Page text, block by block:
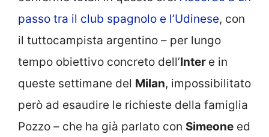
passo tra il club spagnolo e l’Udinese, con
il tuttocampista argentino – per lungo
tempo obiettivo concreto dell’Inter e in
queste settimane del Milan, impossibilitato
però ad esaudire le richieste della famiglia
Pozzo – che ha già parlato con Simeone ed